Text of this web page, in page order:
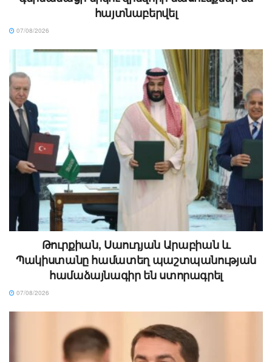
հայտնաբերվել
07/08/2026
Թուրքիան, Սաուդյան Արաբիան և
Պակիստանը համատեղ պաշտպանության
համաձայնագիր են ստորագրել
07/08/2026